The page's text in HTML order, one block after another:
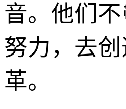
音。他们
努力，去
革。